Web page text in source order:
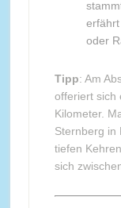
oder
Tipp: Am
offeriert sich
Kilometer.
Sternberg in
tiefen
sich